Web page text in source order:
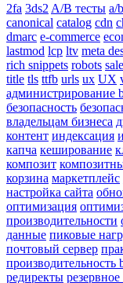
2fa 3ds2 A/B тесты a/
canonical catalog cdn
dmarc e-commerce
lastmod lcp ltv meta
rich snippets robots sale
title tls ttfb urls ux UX
администрирование
безопасность
владельцам бизнеса
контент индексация
капча кеширование
композит
корзина маркетплейс
настройка сайта
оптимизация
производительности
данные пиковые
почтовый сервер
производительность
редиректы